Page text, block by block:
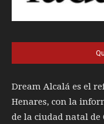
Dream Alcalá es el
Henares, con la
de la ciudad natal de